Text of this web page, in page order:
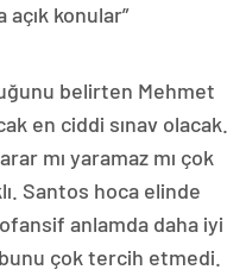
açık konular”
belirten Mehmet
en ciddi sınav olacak.
mı yaramaz mı çok
Santos hoca elinde
anlamda daha iyi
çok tercih etmedi.